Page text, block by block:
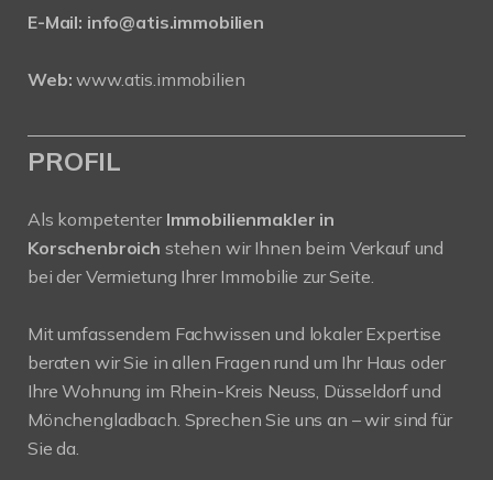
E-Mail: info@atis.immobilien
Web: www.atis.immobilien
PROFIL
Als kompetenter Immobilienmakler in
Korschenbroich stehen wir Ihnen beim Verkauf und
bei der Vermietung Ihrer Immobilie zur Seite.
Mit umfassendem Fachwissen und lokaler Expertise
beraten wir Sie in allen Fragen rund um Ihr Haus oder
Ihre Wohnung im Rhein-Kreis Neuss, Düsseldorf und
Mönchengladbach. Sprechen Sie uns an – wir sind für
Sie da.